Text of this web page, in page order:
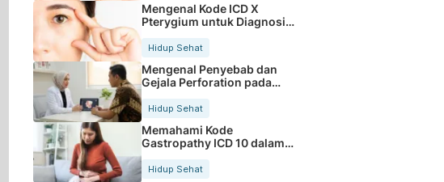
Mengenal Kode ICD X
Pterygium untuk Diagnosis
Hidup Sehat
Mengenal Penyebab dan
Gejala Perforation pada
Tubuh
Hidup Sehat
Memahami Kode
Gastropathy ICD 10 dalam
Rekam Medis Pasien
Hidup Sehat